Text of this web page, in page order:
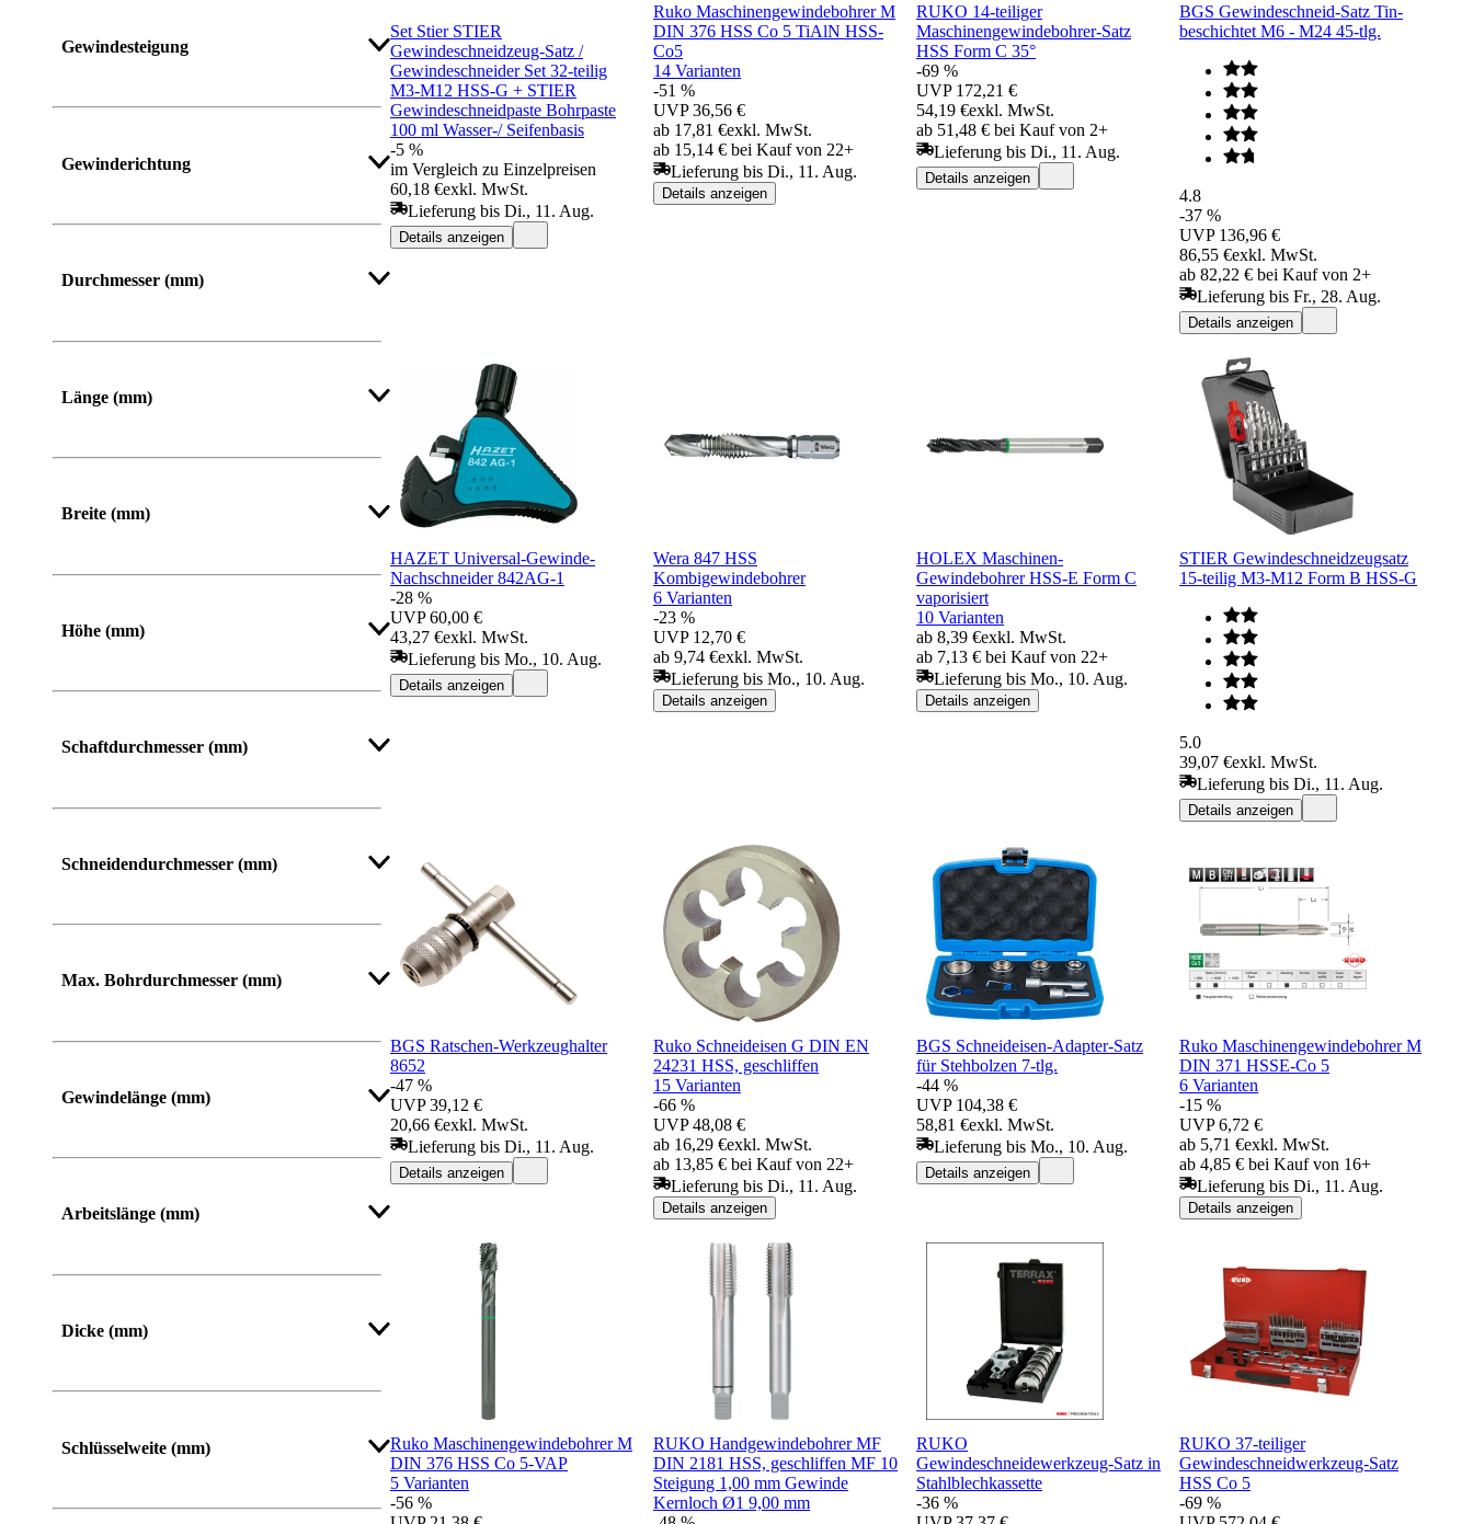
Gewindesteigung
Gewinderichtung
Durchmesser (mm)
Länge (mm)
Von Bis
Breite (mm)
Von Bis
Höhe (mm)
Von Bis
Schaftdurchmesser (mm)
Schneidendurchmesser (mm)
Max. Bohrdurchmesser (mm)
Gewindelänge (mm)
Arbeitslänge (mm)
Dicke (mm)
Schlüsselweite (mm)
Set Stier STIER
Gewindeschneidzeug-Satz /
Gewindeschneider Set 32-teilig
M3-M12 HSS-G + STIER
Gewindeschneidpaste Bohrpaste
100 ml Wasser-/ Seifenbasis
-5 %
im Vergleich zu Einzelpreisen
60,18 €exkl. MwSt.
Lieferung bis Di., 11. Aug.
Details anzeigen
Ruko Maschinengewindebohrer M
DIN 376 HSS Co 5 TiAlN HSS-
Co5
14 Varianten
-51 %
UVP 36,56 €
ab 17,81 €exkl. MwSt.
ab 15,14 € bei Kauf von 22+
Lieferung bis Di., 11. Aug.
Details anzeigen
RUKO 14-teiliger
Maschinengewindebohrer-Satz
HSS Form C 35°
-69 %
UVP 172,21 €
54,19 €exkl. MwSt.
ab 51,48 € bei Kauf von 2+
Lieferung bis Di., 11. Aug.
Details anzeigen
BGS Gewindeschneid-Satz Tin-
beschichtet M6 - M24 45-tlg.
4.8
-37 %
UVP 136,96 €
86,55 €exkl. MwSt.
ab 82,22 € bei Kauf von 2+
Lieferung bis Fr., 28. Aug.
Details anzeigen
HAZET Universal-Gewinde-
Nachschneider 842AG-1
-28 %
UVP 60,00 €
43,27 €exkl. MwSt.
Lieferung bis Mo., 10. Aug.
Details anzeigen
Wera 847 HSS
Kombigewindebohrer
6 Varianten
-23 %
UVP 12,70 €
ab 9,74 €exkl. MwSt.
Lieferung bis Mo., 10. Aug.
Details anzeigen
HOLEX Maschinen-
Gewindebohrer HSS-E Form C
vaporisiert
10 Varianten
ab 8,39 €exkl. MwSt.
ab 7,13 € bei Kauf von 22+
Lieferung bis Mo., 10. Aug.
Details anzeigen
STIER Gewindeschneidzeugsatz
15-teilig M3-M12 Form B HSS-G
5.0
39,07 €exkl. MwSt.
Lieferung bis Di., 11. Aug.
Details anzeigen
BGS Ratschen-Werkzeughalter
8652
-47 %
UVP 39,12 €
20,66 €exkl. MwSt.
Lieferung bis Di., 11. Aug.
Details anzeigen
Ruko Schneideisen G DIN EN
24231 HSS, geschliffen
15 Varianten
-66 %
UVP 48,08 €
ab 16,29 €exkl. MwSt.
ab 13,85 € bei Kauf von 22+
Lieferung bis Di., 11. Aug.
Details anzeigen
BGS Schneideisen-Adapter-Satz
für Stehbolzen 7-tlg.
-44 %
UVP 104,38 €
58,81 €exkl. MwSt.
Lieferung bis Mo., 10. Aug.
Details anzeigen
Ruko Maschinengewindebohrer M
DIN 371 HSSE-Co 5
6 Varianten
-15 %
UVP 6,72 €
ab 5,71 €exkl. MwSt.
ab 4,85 € bei Kauf von 16+
Lieferung bis Di., 11. Aug.
Details anzeigen
Ruko Maschinengewindebohrer M
DIN 376 HSS Co 5-VAP
5 Varianten
-56 %
RUKO Handgewindebohrer MF
DIN 2181 HSS, geschliffen MF 10
Steigung 1,00 mm Gewinde
Kernloch Ø1 9,00 mm
RUKO
Gewindeschneidewerkzeug-Satz in
Stahlblechkassette
-36 %
RUKO 37-teiliger
Gewindeschneidwerkzeug-Satz
HSS Co 5
-69 %